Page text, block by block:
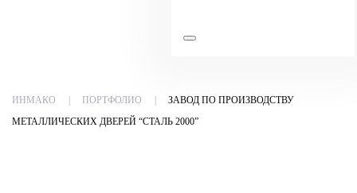
ИНМАКО ПОРТФОЛИО
ЗАВОД ПО ПРОИЗВОДСТВУ
МЕТАЛЛИЧЕСКИХ ДВЕРЕЙ “СТАЛЬ 2000”